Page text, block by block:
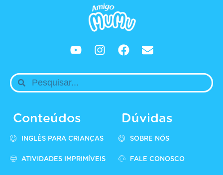
Conteúdos
INGLÊS PARA CRIANÇAS
ATIVIDADES IMPRIMÍVEIS
Dúvidas
SOBRE NÓS
FALE CONOSCO